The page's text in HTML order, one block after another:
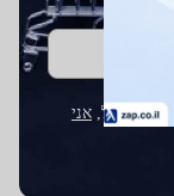
הדוא"ל, אני